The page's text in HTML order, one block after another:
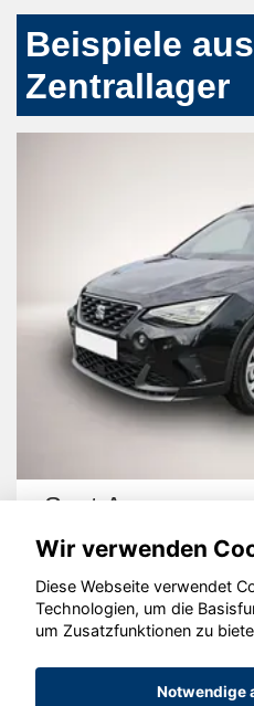
Beispiele
Zentrallager
Seat Arona
©
Wir verwenden
Diese Webseite verwendet
Technologien, um die
um Zusatzfunktionen zu
Notwendige